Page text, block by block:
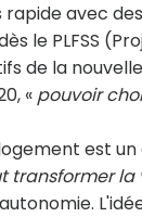
avec des
le PLFSS
de la
« pouvoir
est
transformer la